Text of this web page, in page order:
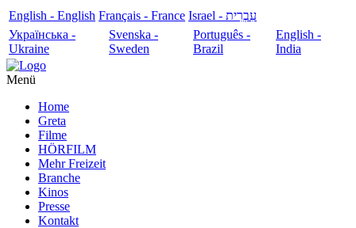
English - English Français - France
עִבְרִית - Israel
Українська -
Ukraine
Svenska -
Sweden
Português -
Brazil
English -
India
Menü
Home
Greta
Filme
HÖRFILM
Mehr Freizeit
Branche
Kinos
Presse
Kontakt